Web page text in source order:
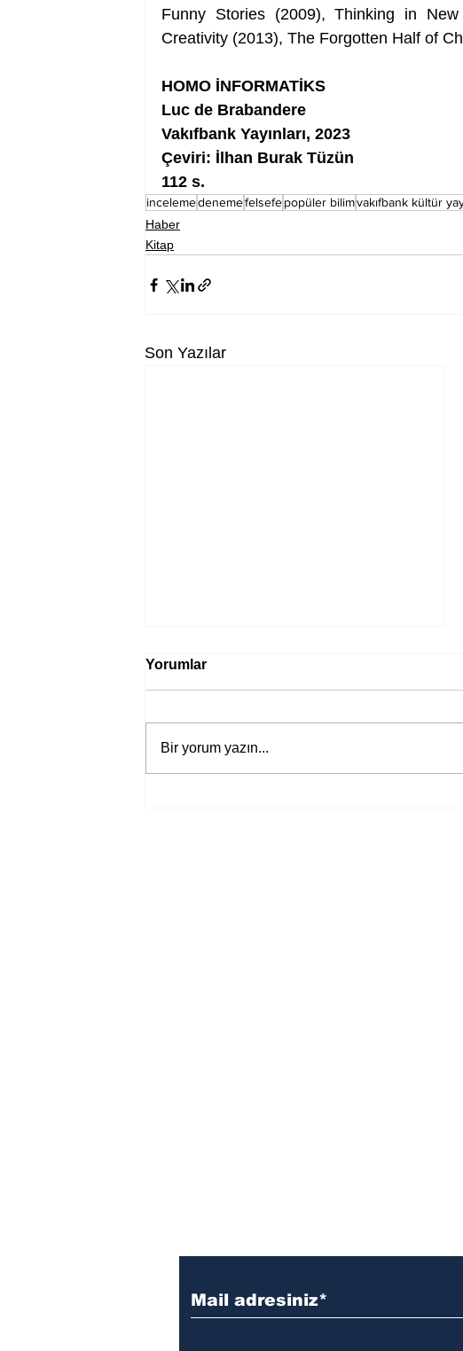
Funny Stories (2009), Thinking in
Creativity (2013), The Forgotten Half of
HOMO İNFORMATİKS
Luc de Brabandere
Vakıfbank Yayınları, 2023
Çeviri: İlhan Burak Tüzün
112 s.
incelemedenemefelsefepopüler bilimvakıfbank kültür
Haber
Kitap
Son Yazılar
Yorumlar
Bir yorum yazın...